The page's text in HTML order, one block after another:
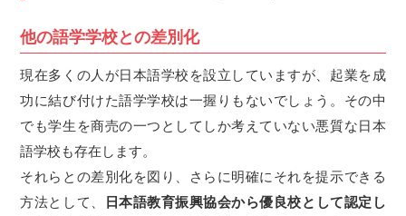
他の語学学校との差別化
現在多くの人が日本語学校を設立していますが、起業を成
功に結び付けた語学学校は一握りもないでしょう。その中
でも学生を商売の一つとしてしか考えていない悪質な日本
語学校も存在します。
それらとの差別化を図り、さらに明確にそれを提示できる
方法として、
日本語教育振興協会から優良校として認定し